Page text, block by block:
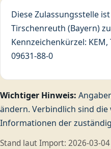
Diese Zulassungsstelle
Tirschenreuth (Bayern)
Kennzeichenkürzel: KEM,
09631-88-0
Wichtiger Hinweis:
ändern. Verbindlich sind
Informationen der
Stand laut Import: 2026-03-04